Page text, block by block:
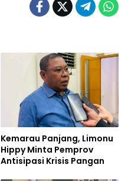
Kemarau Panjang, Limonu
Hippy Minta Pemprov
Antisipasi Krisis Pangan